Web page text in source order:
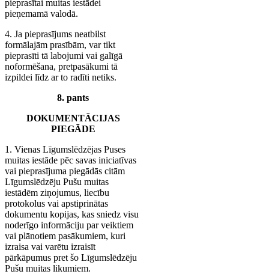
pieprasītai muitas iestādei
pieņemamā valodā.
4. Ja pieprasījums neatbilst
formālajām prasībām, var tikt
pieprasīti tā labojumi vai galīgā
noformēšana, pretpasākumi tā
izpildei līdz ar to radīti netiks.
8. pants
DOKUMENTĀCIJAS
PIEGĀDE
1. Vienas Līgumslēdzējas Puses
muitas iestāde pēc savas iniciatīvas
vai pieprasījuma piegādās citām
Līgumslēdzēju Pušu muitas
iestādēm ziņojumus, liecību
protokolus vai apstiprinātas
dokumentu kopijas, kas sniedz visu
noderīgo informāciju par veiktiem
vai plānotiem pasākumiem, kuri
izraisa vai varētu izraisīt
pārkāpumus pret šo Līgumslēdzēju
Pušu muitas likumiem.